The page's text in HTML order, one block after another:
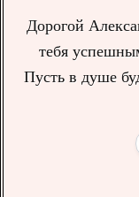
Дорогой
тебя
Пусть в душе